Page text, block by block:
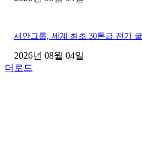
새안그룹, 세계 최초 30톤급 전기
2026년 08월 04일
더로드